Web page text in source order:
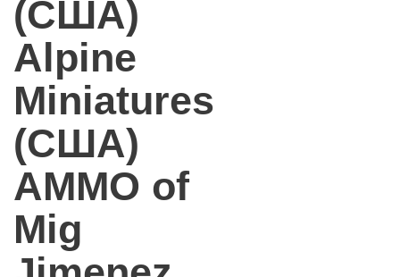
(США)
Alpine
Miniatures
(США)
AMMO of
Mig